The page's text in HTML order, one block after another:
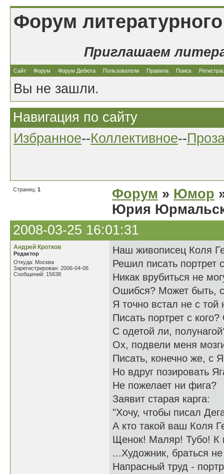
Форум
Приглашаем
Сайт Форум Форум Дебюта Пользователи Правила Поиск
Вы не зашли.
Навигация по сайту
Избранное--Коллективное--
Страниц: 1 Форум » Юмор
Юрия
2008-03-25 16:01:31
Андрей Кротков
Редактор
Откуда: Москва
Зарегистрирован: 2006-04-06
Сообщений: 15638
Наш живописец Коля
Решил писать портрет
Никак врубиться не
Ошибся? Может быть,
Я точно встал не с той
Писать портрет с
С одетой ли,
Ох, подвели меня
Писать, конечно же, с
Но вдруг позировать
Не пожелает ни фига?
Заявит старая карга:
"Хочу, чтобы писал
А кто такой ваш Коля
Щенок! Маляр! Тубо! К
...Художник, браться
Напрасный труд -